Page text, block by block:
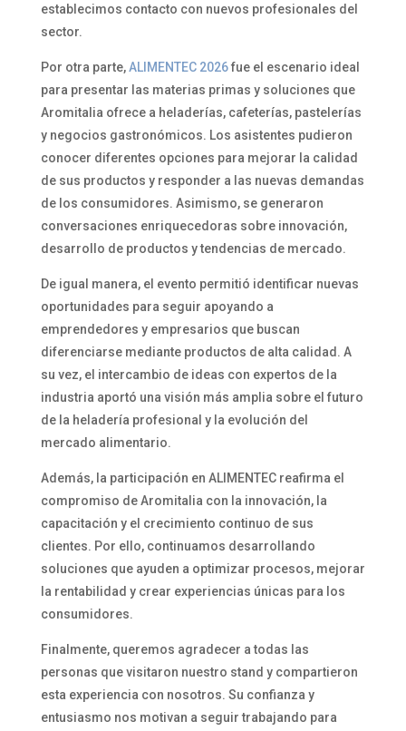
establecimos contacto con nuevos profesionales del
sector.
Por otra parte,ALIMENTEC 2026fue el escenario ideal
para presentar las materias primas y soluciones que
Aromitalia ofrece a heladerías, cafeterías, pastelerías
y negocios gastronómicos. Los asistentes pudieron
conocer diferentes opciones para mejorar la calidad
de sus productos y responder a las nuevas demandas
de los consumidores. Asimismo, se generaron
conversaciones enriquecedoras sobre innovación,
desarrollo de productos y tendencias de mercado.
De igual manera, el evento permitió identificar nuevas
oportunidades para seguir apoyando a
emprendedores y empresarios que buscan
diferenciarse mediante productos de alta calidad. A
su vez, el intercambio de ideas con expertos de la
industria aportó una visión más amplia sobre el futuro
de la heladería profesional y la evolución del
mercado alimentario.
Además, la participación en ALIMENTEC reafirma el
compromiso de Aromitalia con la innovación, la
capacitación y el crecimiento continuo de sus
clientes. Por ello, continuamos desarrollando
soluciones que ayuden a optimizar procesos, mejorar
la rentabilidad y crear experiencias únicas para los
consumidores.
Finalmente, queremos agradecer a todas las
personas que visitaron nuestro stand y compartieron
esta experiencia con nosotros. Su confianza y
entusiasmo nos motivan a seguir trabajando para